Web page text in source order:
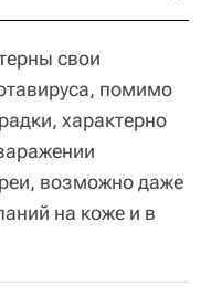
свои
помимо
характерно
возможно даже
на коже и в